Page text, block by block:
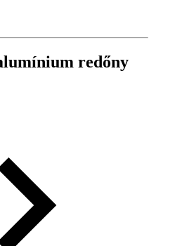
redőny